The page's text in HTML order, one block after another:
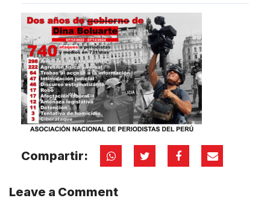
Compartir:
Leave a Comment